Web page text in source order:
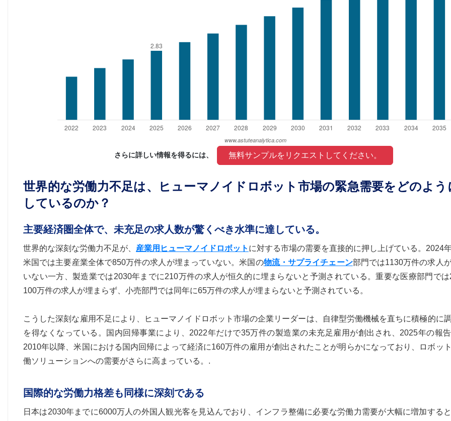
さらに詳しい情報を得るには、 無料サンプルをリクエストしてください。
世界的な労働力不足は、ヒューマノイドロボット市場の緊急需要をどのよう
しているのか？
主要経済圏全体で、未充足の求人数が驚くべき水準に達している。
世界的な深刻な労働力不足が、 産業用ヒューマノイドロボット に対する市場の需要を直接的に押し上げている。2024
米国では主要産業全体で850万件の求人が埋まっていない。米国の物流・サプライチェーン部門では1130万件の求人
いない一方、製造業では2030年までに210万件の求人が恒久的に埋まらないと予測されている。重要な医療部門で
100万件の求人が埋まらず、小売部門では同年に65万件の求人が埋まらないと予測されている。
こうした深刻な雇用不足により、ヒューマノイドロボット市場の企業リーダーは、自律型労働機械を直ちに積極的に
を得なくなっている。国内回帰事業により、2022年だけで35万件の製造業の未充足雇用が創出され、2025年の報
2010年以降、米国における国内回帰によって経済に160万件の雇用が創出されたことが明らかになっており、ロボッ
働ソリューションへの需要がさらに高まっている。.
国際的な労働力格差も同様に深刻である
日本は2030年までに6000万人の外国人観光客を見込んでおり、インフラ整備に必要な労働力需要が大幅に増加する